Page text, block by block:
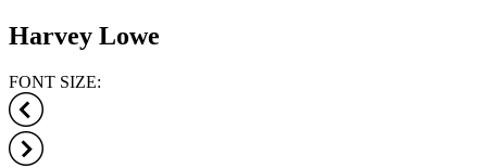
Harvey Lowe
FONT SIZE: